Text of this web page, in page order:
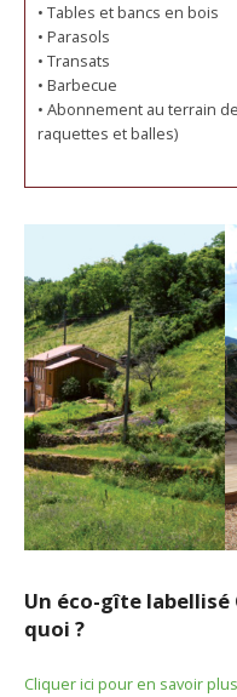
• Tables et bancs en bois
• Parasols
• Transats
• Barbecue
• Abonnement au terrain
raquettes et balles)
Un éco-gîte labellisé
quoi ?
Cliquer ici pour en savoir plus